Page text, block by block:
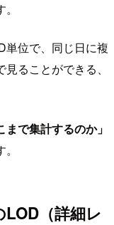
単位で、同じ日に複
ることができる、
まで集計するのか」
（詳細レ